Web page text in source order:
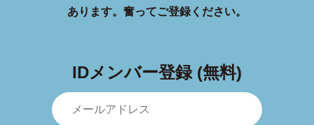
あります。 奮ってご登録ください。
IDメンバー登録 (無料)